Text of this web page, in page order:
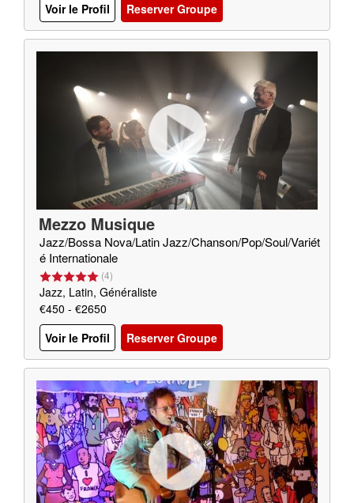
Voir le Profil
Reserver Groupe
Mezzo Musique
Jazz/Bossa Nova/Latin Jazz/Chanson/Pop/Soul/Variét
é Internationale
(4)
Jazz, Latin, Généraliste
€450 - €2650
Voir le Profil
Reserver Groupe